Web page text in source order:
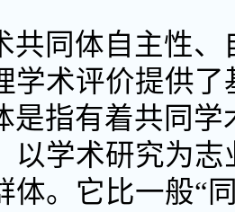
同体自主性、
学术评价提供了
指有着共同学
以学术研究为
体。它比一般“